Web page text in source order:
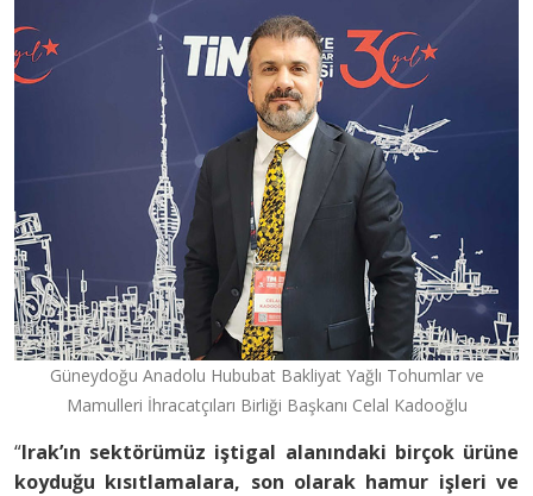
Güneydoğu Anadolu Hububat Bakliyat Yağlı Tohumlar ve
Mamulleri İhracatçıları Birliği Başkanı Celal Kadooğlu
“Irak’ın sektörümüz iştigal alanındaki birçok ürüne
koyduğu kısıtlamalara, son olarak hamur işleri ve